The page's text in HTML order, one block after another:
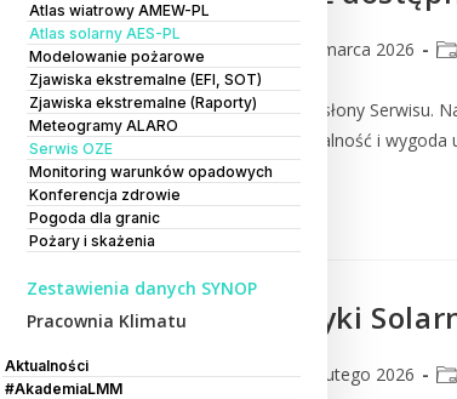
Atlas wiatrowy AMEW-PL
Atlas solarny AES-PL
Modelowanie pożarowe
Zjawiska ekstremalne (EFI, SOT)
Zjawiska ekstremalne (Raporty)
Meteogramy ALARO
Serwis OZE
Monitoring warunków opadowych
Konferencja zdrowie
Pogoda dla granic
Pożary i skażenia
Zestawienia danych SYNOP
Pracownia Klimatu
Aktualności
#AkademiaLMM
lmm_admin 27 marca 2026
Zapraszamy do nowej odsłony Serwisu.
dostępne. Pełna funkcjonalność i
Czytaj Dalej
Atlas Energetyki
lmm_admin 13 lutego 2026